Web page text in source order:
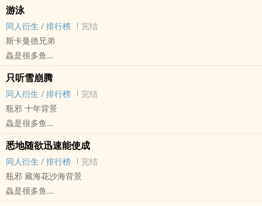
同人衍生 - 动漫同人 - BL
短篇 - 完结
游泳
同人衍生 / 排行榜
完结
斯卡曼德兄弟
鱻是很多鱼
Scamander] 同人衍生 - 影视同人
BL - 短篇 - 完结
只听雪崩腾
同人衍生 / 排行榜
完结
瓶邪 十年背景
鱻是很多鱼
BL - 短篇 - 完结
悉地随欲迅速能使成
同人衍生 / 排行榜
完结
瓶邪 藏海花沙海背景
鱻是很多鱼